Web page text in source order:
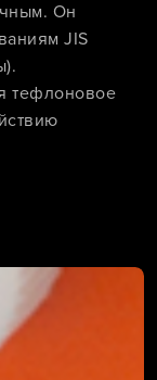
Он
JIS
тефлоновое